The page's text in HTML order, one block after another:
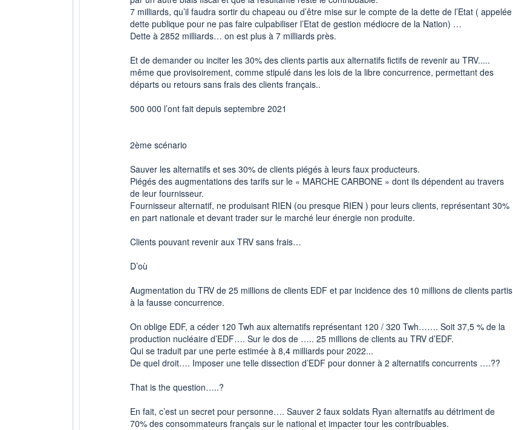
7 milliards, qu’il faudra sortir du chapeau ou d’être mise sur le compte de la dette de l’Etat ( appelée
dette publique pour ne pas faire culpabiliser l’Etat de gestion médiocre de la Nation) …
Dette à 2852 milliards… on est plus à 7 milliards près.
Et de demander ou inciter les 30% des clients partis aux alternatifs fictifs de revenir au TRV.....
même que provisoirement, comme stipulé dans les lois de la libre concurrence, permettant des
départs ou retours sans frais des clients français..
500 000 l’ont fait depuis septembre 2021
2ème scénario
Sauver les alternatifs et ses 30% de clients piégés à leurs faux producteurs.
Piégés des augmentations des tarifs sur le « MARCHE CARBONE » dont ils dépendent au travers
de leur fournisseur.
Fournisseur alternatif, ne produisant RIEN (ou presque RIEN ) pour leurs clients, représentant 30%
en part nationale et devant trader sur le marché leur énergie non produite.
Clients pouvant revenir aux TRV sans frais…
D’où
Augmentation du TRV de 25 millions de clients EDF et par incidence des 10 millions de clients partis
à la fausse concurrence.
On oblige EDF, a céder 120 Twh aux alternatifs représentant 120 / 320 Twh……. Soit 37,5 % de la
production nucléaire d’EDF…. Sur le dos de ….. 25 millions de clients au TRV d’EDF.
Qui se traduit par une perte estimée à 8,4 milliards pour 2022...
De quel droit…. Imposer une telle dissection d’EDF pour donner à 2 alternatifs concurrents ….??
That is the question…..?
En fait, c’est un secret pour personne…. Sauver 2 faux soldats Ryan alternatifs au détriment de
70% des consommateurs français sur le national et impacter tour les contribuables.